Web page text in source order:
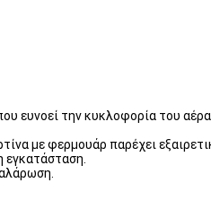
ευνοεί την κυκλοφορία του αέρα
με φερμουάρ παρέχει
εγκατάσταση.